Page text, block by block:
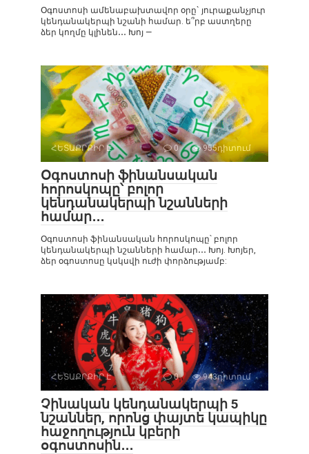
Օգոստոսի ամենաբախտավոր օրը` յուրաքանչյուր
կենդանակերպի նշանի համար. ե՞րբ աստղերը
ձեր կողմը կլինեն․․․ Խոյ —
ՀԵՏԱՔՐՔԻՐ Է 0 955դիտում
Օգոստոսի ֆինանսական
հորոսկոպը՝ բոլոր
կենդանակերպի նշանների
համար․․․
Օգոստոսի ֆինանսական հորոսկոպը՝ բոլոր
կենդանակերպի նշանների համար․․․ Խոյ. Խոյեր,
ձեր օգոստոսը կսկսվի ուժի փորձությամբ:
ՀԵՏԱՔՐՔԻՐ Է 0 943դիտում
Չինական կենդանակերպի 5
նշաններ, որոնց փայտե կապիկը
հաջողություն կբերի
օգոստոսին․․․